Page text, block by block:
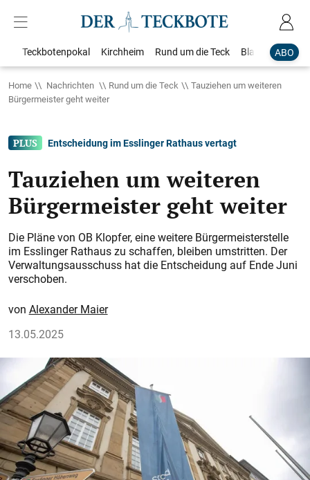
ABO
Teckbotenpokal Kirchheim Rund um die Teck Blaulicht
Home Nachrichten Rund um die Teck
Tauziehen um weiteren
Bürgermeister geht weiter
Entscheidung im Esslinger Rathaus vertagt
Tauziehen um weiteren
Bürgermeister geht weiter
Die Pläne von OB Klopfer, eine weitere Bürgermeisterstelle
im Esslinger Rathaus zu schaffen, bleiben umstritten. Der
Verwaltungsausschuss hat die Entscheidung auf Ende Juni
verschoben.
Alexander Maier
13.05.2025